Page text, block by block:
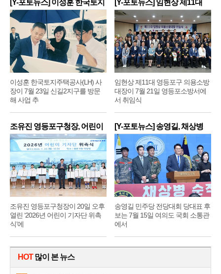
[Y-포토뉴스] 이성훈 한국토지
주
이성훈 한국토지주택공사(LH) 사
장이 7월 23일 신길2지구를 방문
해 사업 추
[Y-포토뉴스] 임현상 제11대
영
임현상 제11대 영등포구 의용소방
대장이 7월 21일 영등포소방서에
서 취임식
조유진 영등포구청장, 어린이
기
조유진 영등포구청장이 20일 오후
열린 ‘2026년 어린이 기자단 위촉
식’에
[Y-포토뉴스] 송영길, 채상병
순
송영길 민주당 전당대회 당대표 후
보는 7월 15일 여의도 국회 소통관
에서
HOT많이 본 뉴스